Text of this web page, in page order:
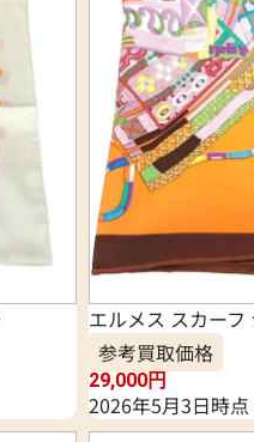
エルメス スカーフ
参考買取価格
29,000円
2026年5月3日時点